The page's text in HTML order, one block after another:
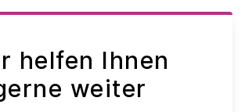
helfen Ihnen
weiter